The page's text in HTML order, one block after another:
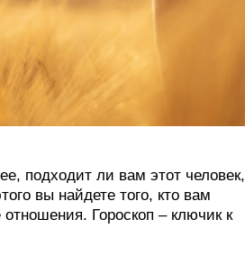
подходит ли вам этот человек,
вы найдете того, кто вам
Гороскоп – ключик к